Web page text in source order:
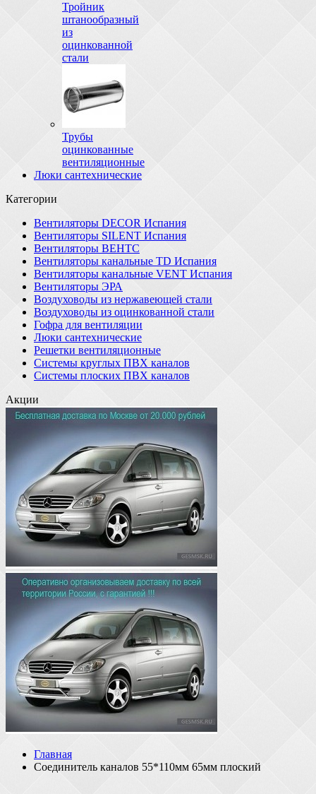
Тройник
штанообразный
из
оцинкованной
стали
Трубы
оцинкованные
вентиляционные
Люки сантехнические
Категории
Вентиляторы DECOR Испания
Вентиляторы SILENT Испания
Вентиляторы ВЕНТС
Вентиляторы канальные TD Испания
Вентиляторы канальные VENT Испания
Вентиляторы ЭРА
Воздуховоды из нержавеющей стали
Воздуховоды из оцинкованной стали
Гофра для вентиляции
Люки сантехнические
Решетки вентиляционные
Системы круглых ПВХ каналов
Системы плоских ПВХ каналов
Акции
Главная
Соединитель каналов 55*110мм 65мм плоский